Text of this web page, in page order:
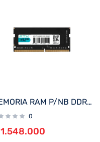
MEMORIA RAM P/NB DDR5 16GB 5200 FTX 115045
0
1.548.000